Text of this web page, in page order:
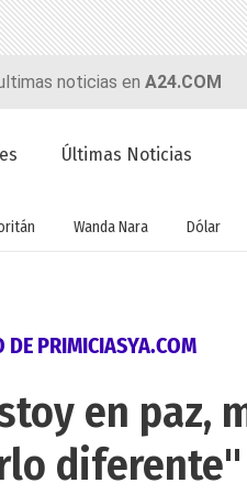
noticias en A24.COM
Últimas Noticias
Wanda Nara Dólar
DE PRIMICIASYA.COM
en paz,
diferente"